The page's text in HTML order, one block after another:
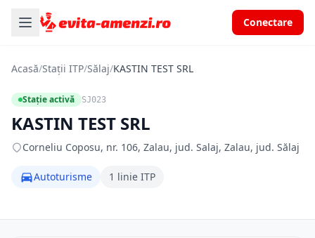
Conectare
Acasă/Stații ITP/Sălaj/KASTIN TEST SRL
Stație activă SJ023
KASTIN TEST SRL
Corneliu Coposu, nr. 106, Zalau, jud. Salaj, Zalau, jud. Sălaj
Autoturisme 1 linie ITP